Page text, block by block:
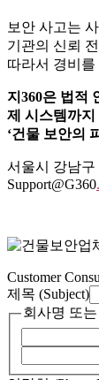
보안 사고는
기관의 신뢰
따라서 경비
지360은 법적
제 시스템까지
‘건물 보안의
서울시 강남구
Support@g360.
Customer
제목 (Subject)
회사명 또는